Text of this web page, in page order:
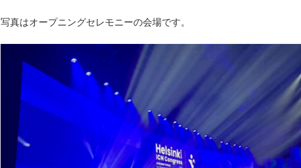
写真はオープニングセレモニーの会場です。